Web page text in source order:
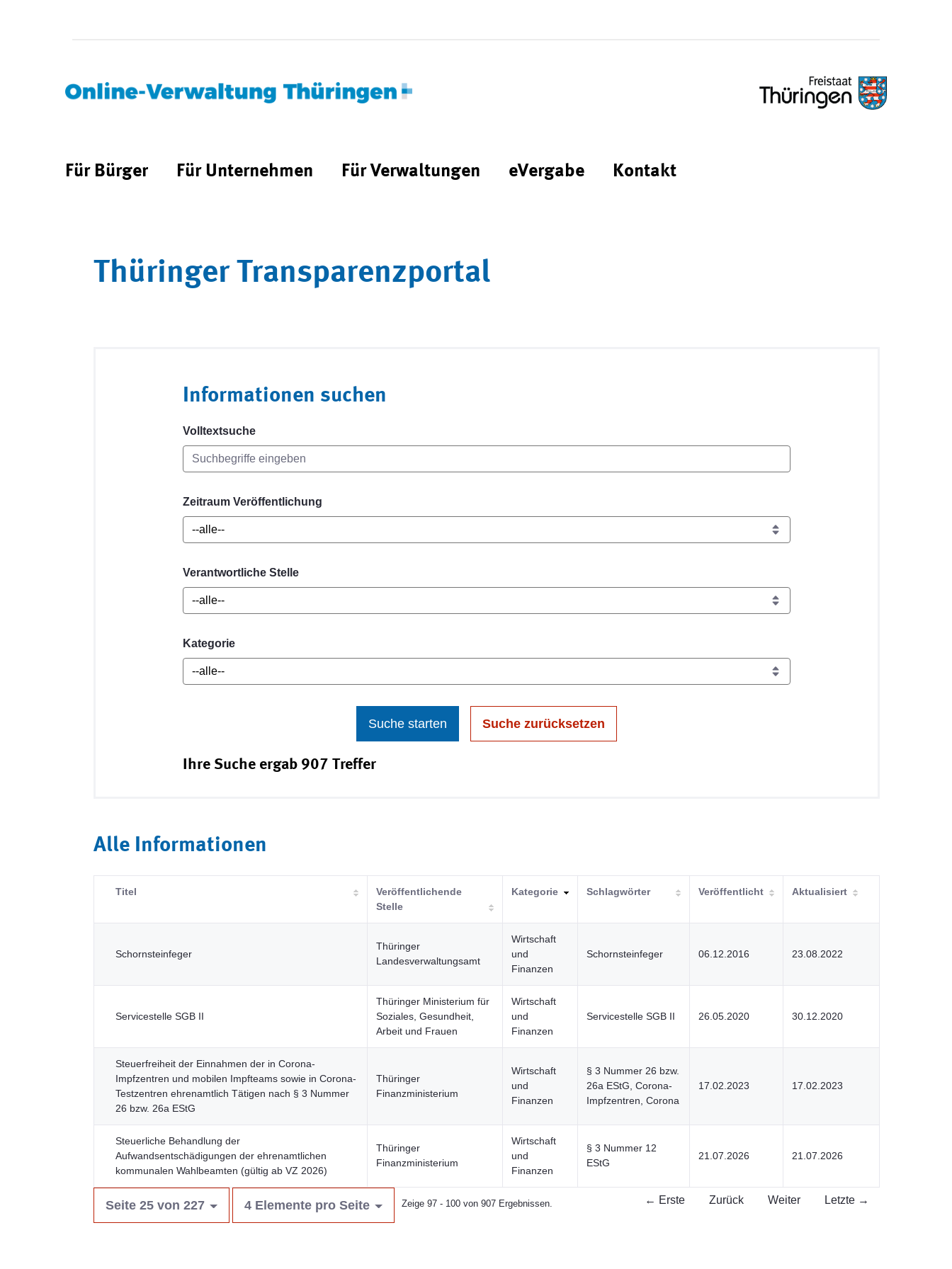
Für Bürger Für Unternehmen Für Verwaltungen eVergabe Kontakt
Thüringer Transparenzportal
Informationen suchen
Volltextsuche
Zeitraum Veröffentlichung
Verantwortliche Stelle
Kategorie
Suche starten Suche zurücksetzen
Ihre Suche ergab 907 Treffer
Alle Informationen
Titel
Veröffentlichende
Stelle
Kategorie Schlagwörter Veröffentlicht Aktualisiert
Schornsteinfeger
Thüringer
Landesverwaltungsamt
Wirtschaft
und
Finanzen
Schornsteinfeger 06.12.2016 23.08.2022
Servicestelle SGB II
Thüringer Ministerium für
Soziales, Gesundheit,
Arbeit und Frauen
Wirtschaft
und
Finanzen
Servicestelle SGB II 26.05.2020 30.12.2020
Steuerfreiheit der Einnahmen der in Corona-
Impfzentren und mobilen Impfteams sowie in Corona-
Testzentren ehrenamtlich Tätigen nach § 3 Nummer
26 bzw. 26a EStG
Thüringer
Finanzministerium
Wirtschaft
und
Finanzen
§ 3 Nummer 26 bzw.
26a EStG, Corona-
Impfzentren, Corona
17.02.2023 17.02.2023
Steuerliche Behandlung der
Aufwandsentschädigungen der ehrenamtlichen
kommunalen Wahlbeamten (gültig ab VZ 2026)
Thüringer
Finanzministerium
Wirtschaft
und
Finanzen
§ 3 Nummer 12
EStG
21.07.2026 21.07.2026
Seite 25 von 227 4 Elemente pro Seite Zeige 97 - 100 von 907 Ergebnissen. ← Erste Zurück Weiter Letzte →